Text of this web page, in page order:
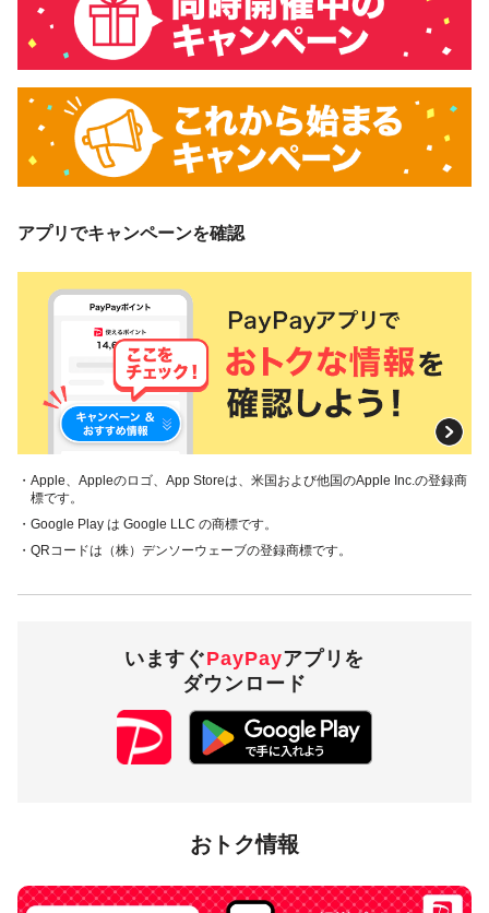
アプリでキャンペーンを確認
・Apple、Appleのロゴ、App Storeは、米国および他国のApple Inc.の登録商
標です。
・Google Play は Google LLC の商標です。
・QRコードは（株）デンソーウェーブの登録商標です。
いますぐPayPayアプリを
ダウンロード
おトク情報